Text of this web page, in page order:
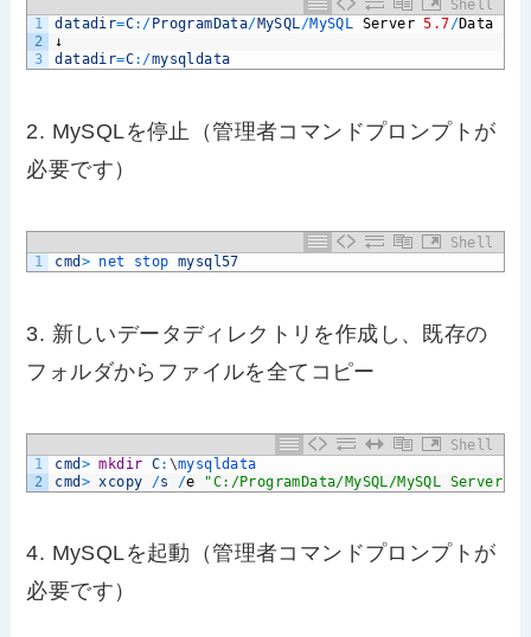
Shell
1
2
3
datadir=C: / ProgramData/MySQL/MySQL Server 5.7/Data
↓
datadir=C: /mysqldata
2. MySQLを停止（管理者コマンドプロンプトが
必要です）
Shell
1
cmd > net stop mysql57
3. 新しいデータディレクトリを作成し、既存の
フォルダからファイルを全てコピー
Shell
1
2
cmd > mkdir C: \mysqldata
cmd > xcopy /s /e "C:/ProgramData/MySQL/MySQL Server
4. MySQLを起動（管理者コマンドプロンプトが
必要です）